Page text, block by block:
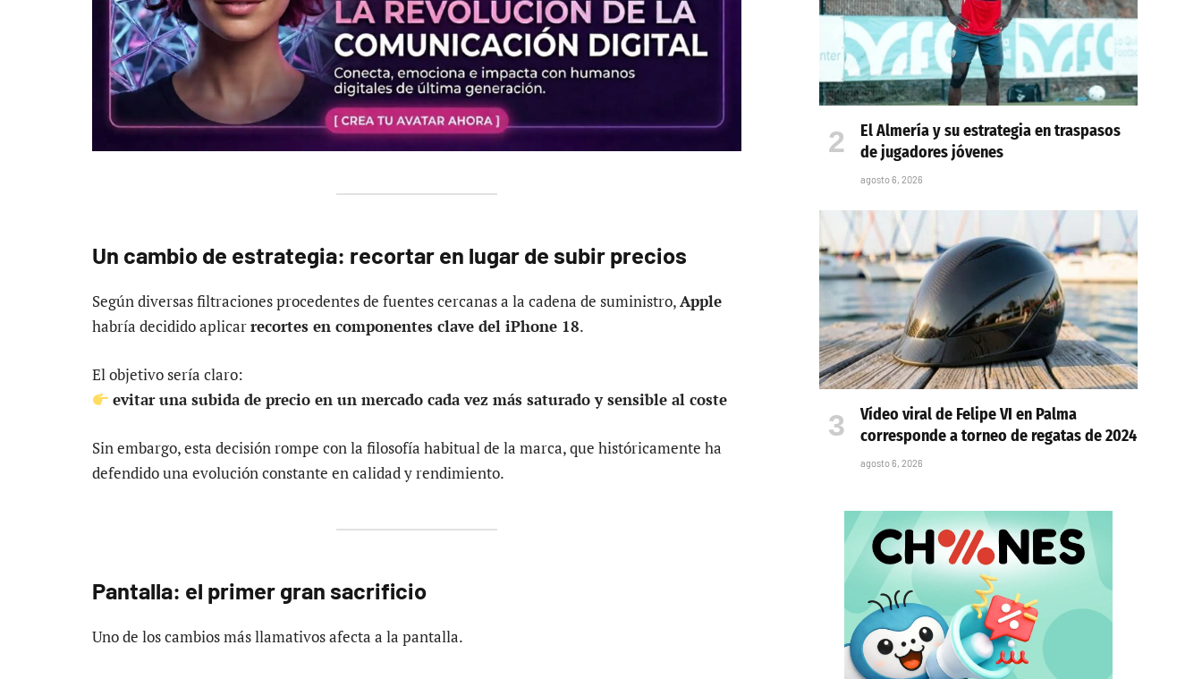
Un cambio de estrategia: recortar en lugar de subir precios
Según diversas filtraciones procedentes de fuentes cercanas a la cadena de suministro,Apple
habría decidido aplicarrecortes en componentes clave del iPhone 18.
El objetivo sería claro:
evitar una subida de precio en un mercado cada vez más saturado y sensible al coste
Sin embargo, esta decisión rompe con la filosofía habitual de la marca, que históricamente ha
defendido una evolución constante en calidad y rendimiento.
Pantalla: el primer gran sacrificio
Uno de los cambios más llamativos afecta a la pantalla.
El Almería y su estrategia en traspasos
de jugadores jóvenes
agosto 6, 2026
Vídeo viral de Felipe VI en Palma
corresponde a torneo de regatas de 2024
agosto 6, 2026